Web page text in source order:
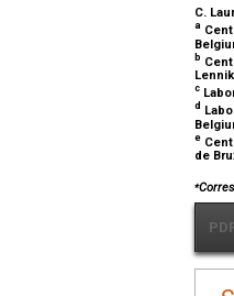
C.
a
b
c
d
e
de
⁎